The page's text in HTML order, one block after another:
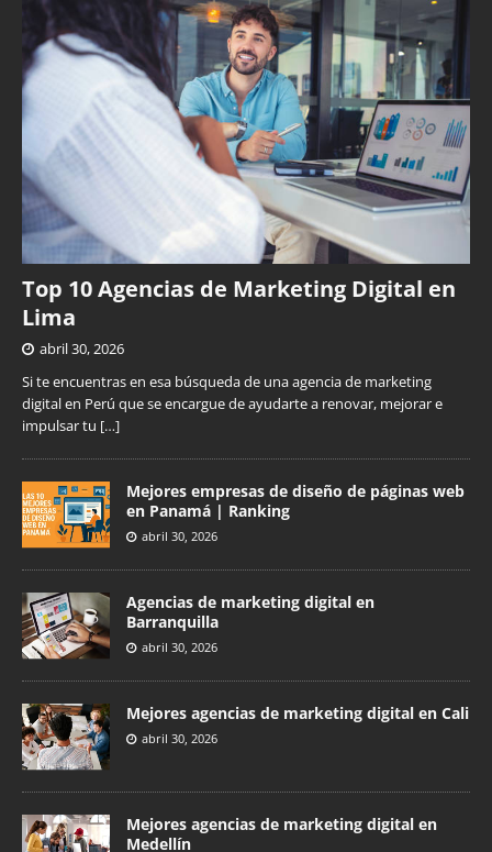
Top 10 Agencias de Marketing Digital en
Lima
abril 30, 2026
Si te encuentras en esa búsqueda de una agencia de marketing
digital en Perú que se encargue de ayudarte a renovar, mejorar e
impulsar tu […]
Mejores empresas de diseño de páginas web
en Panamá | Ranking
abril 30, 2026
Agencias de marketing digital en
Barranquilla
abril 30, 2026
Mejores agencias de marketing digital en Cali
abril 30, 2026
Mejores agencias de marketing digital en
Medellín